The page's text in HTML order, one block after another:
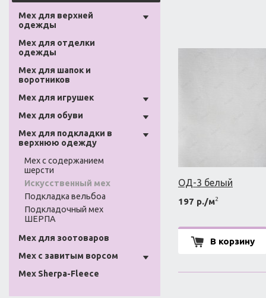
Мех для верхней
одежды
Мех для отделки
одежды
Мех для шапок и
воротников
Мех для игрушек
Мех для обуви
Мех для подкладки в
верхнюю одежду
Мех с содержанием
шерсти
Искусственный мех
Подкладка вельбоа
Подкладочный мех
ШЕРПА
Мех для зоотоваров
Мех с завитым ворсом
Мех Sherpa-Fleece
ОД-3 белый
197 р./м2
В корзину